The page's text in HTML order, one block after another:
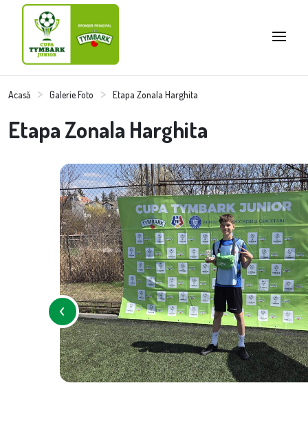
Acasă Galerie Foto Etapa Zonala Harghita
Etapa Zonala Harghita